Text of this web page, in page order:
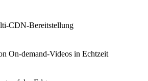
CDN-Bereitstellung
On-demand-Videos in Echtzeit